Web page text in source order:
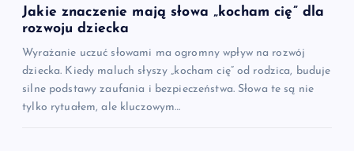
Jakie znaczenie mają słowa „kocham cię” dla
rozwoju dziecka
Wyrażanie uczuć słowami ma ogromny wpływ na rozwój
dziecka. Kiedy maluch słyszy „kocham cię” od rodzica, buduje
silne podstawy zaufania i bezpieczeństwa. Słowa te są nie
tylko rytuałem, ale kluczowym…